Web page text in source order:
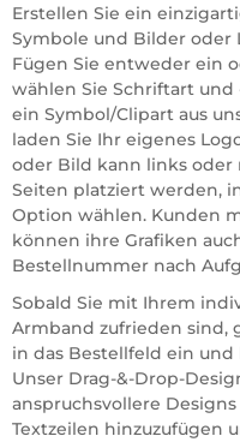
Erstellen Sie ein
Symbole und Bilder oder
Fügen Sie entweder ein
wählen Sie Schriftart und
ein Symbol/Clipart aus
laden Sie Ihr eigenes
oder Bild kann links oder
Seiten platziert werden,
Option wählen. Kunden
können ihre Grafiken
Bestellnummer nach
Sobald Sie mit Ihrem
Armband zufrieden sind,
in das Bestellfeld ein
Unser Drag-&-Drop-
anspruchsvollere
Textzeilen hinzuzufügen